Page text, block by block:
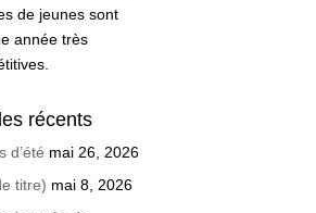
de jeunes sont
année très
récents
d’été mai 26, 2026
titre) mai 8, 2026